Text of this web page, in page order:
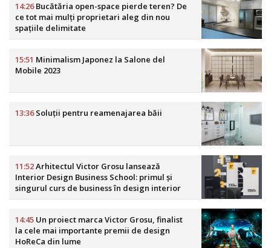
14:26Bucătăria open-space pierde teren? De
ce tot mai mulți proprietari aleg din nou
spațiile delimitate
15:51 Minimalism Japonez la Salone del
Mobile 2023
13:36Soluții pentru reamenajarea băii
11:52Arhitectul Victor Grosu lansează
Interior Design Business School: primul și
singurul curs de business în design interior
din România
14:45 Un proiect marca Victor Grosu, finalist
la cele mai importante premii de design
HoReCa din lume